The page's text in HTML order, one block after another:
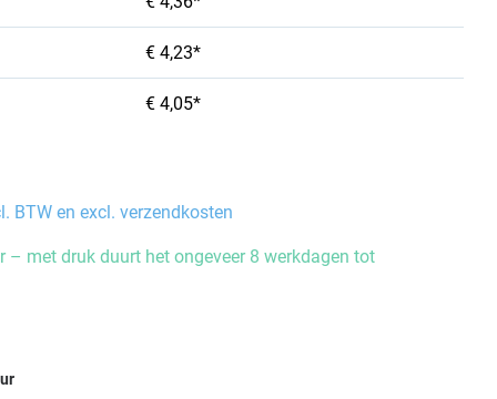
€ 4,23*
€ 4,05*
BTW en excl. verzendkosten
– met druk duurt het ongeveer 8 werkdagen tot